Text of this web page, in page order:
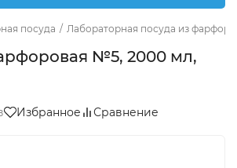
посуда / Лабораторная посуда из фарфора
№5, 2000 мл,
Избранное Сравнение